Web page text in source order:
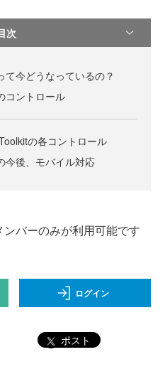
次
て今どうなっているの？
コントロール
の各コントロール
今後、モバイル対応
バーのみが利用可能です
ログイン
ポスト